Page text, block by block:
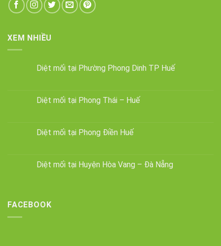
XEM NHIỀU
Diệt mối tại Phường Phong Dinh TP Huế
Diệt mối tại Phong Thái – Huế
Diệt mối tại Phong Điền Huế
Diệt mối tại Huyện Hòa Vang – Đà Nẵng
FACEBOOK